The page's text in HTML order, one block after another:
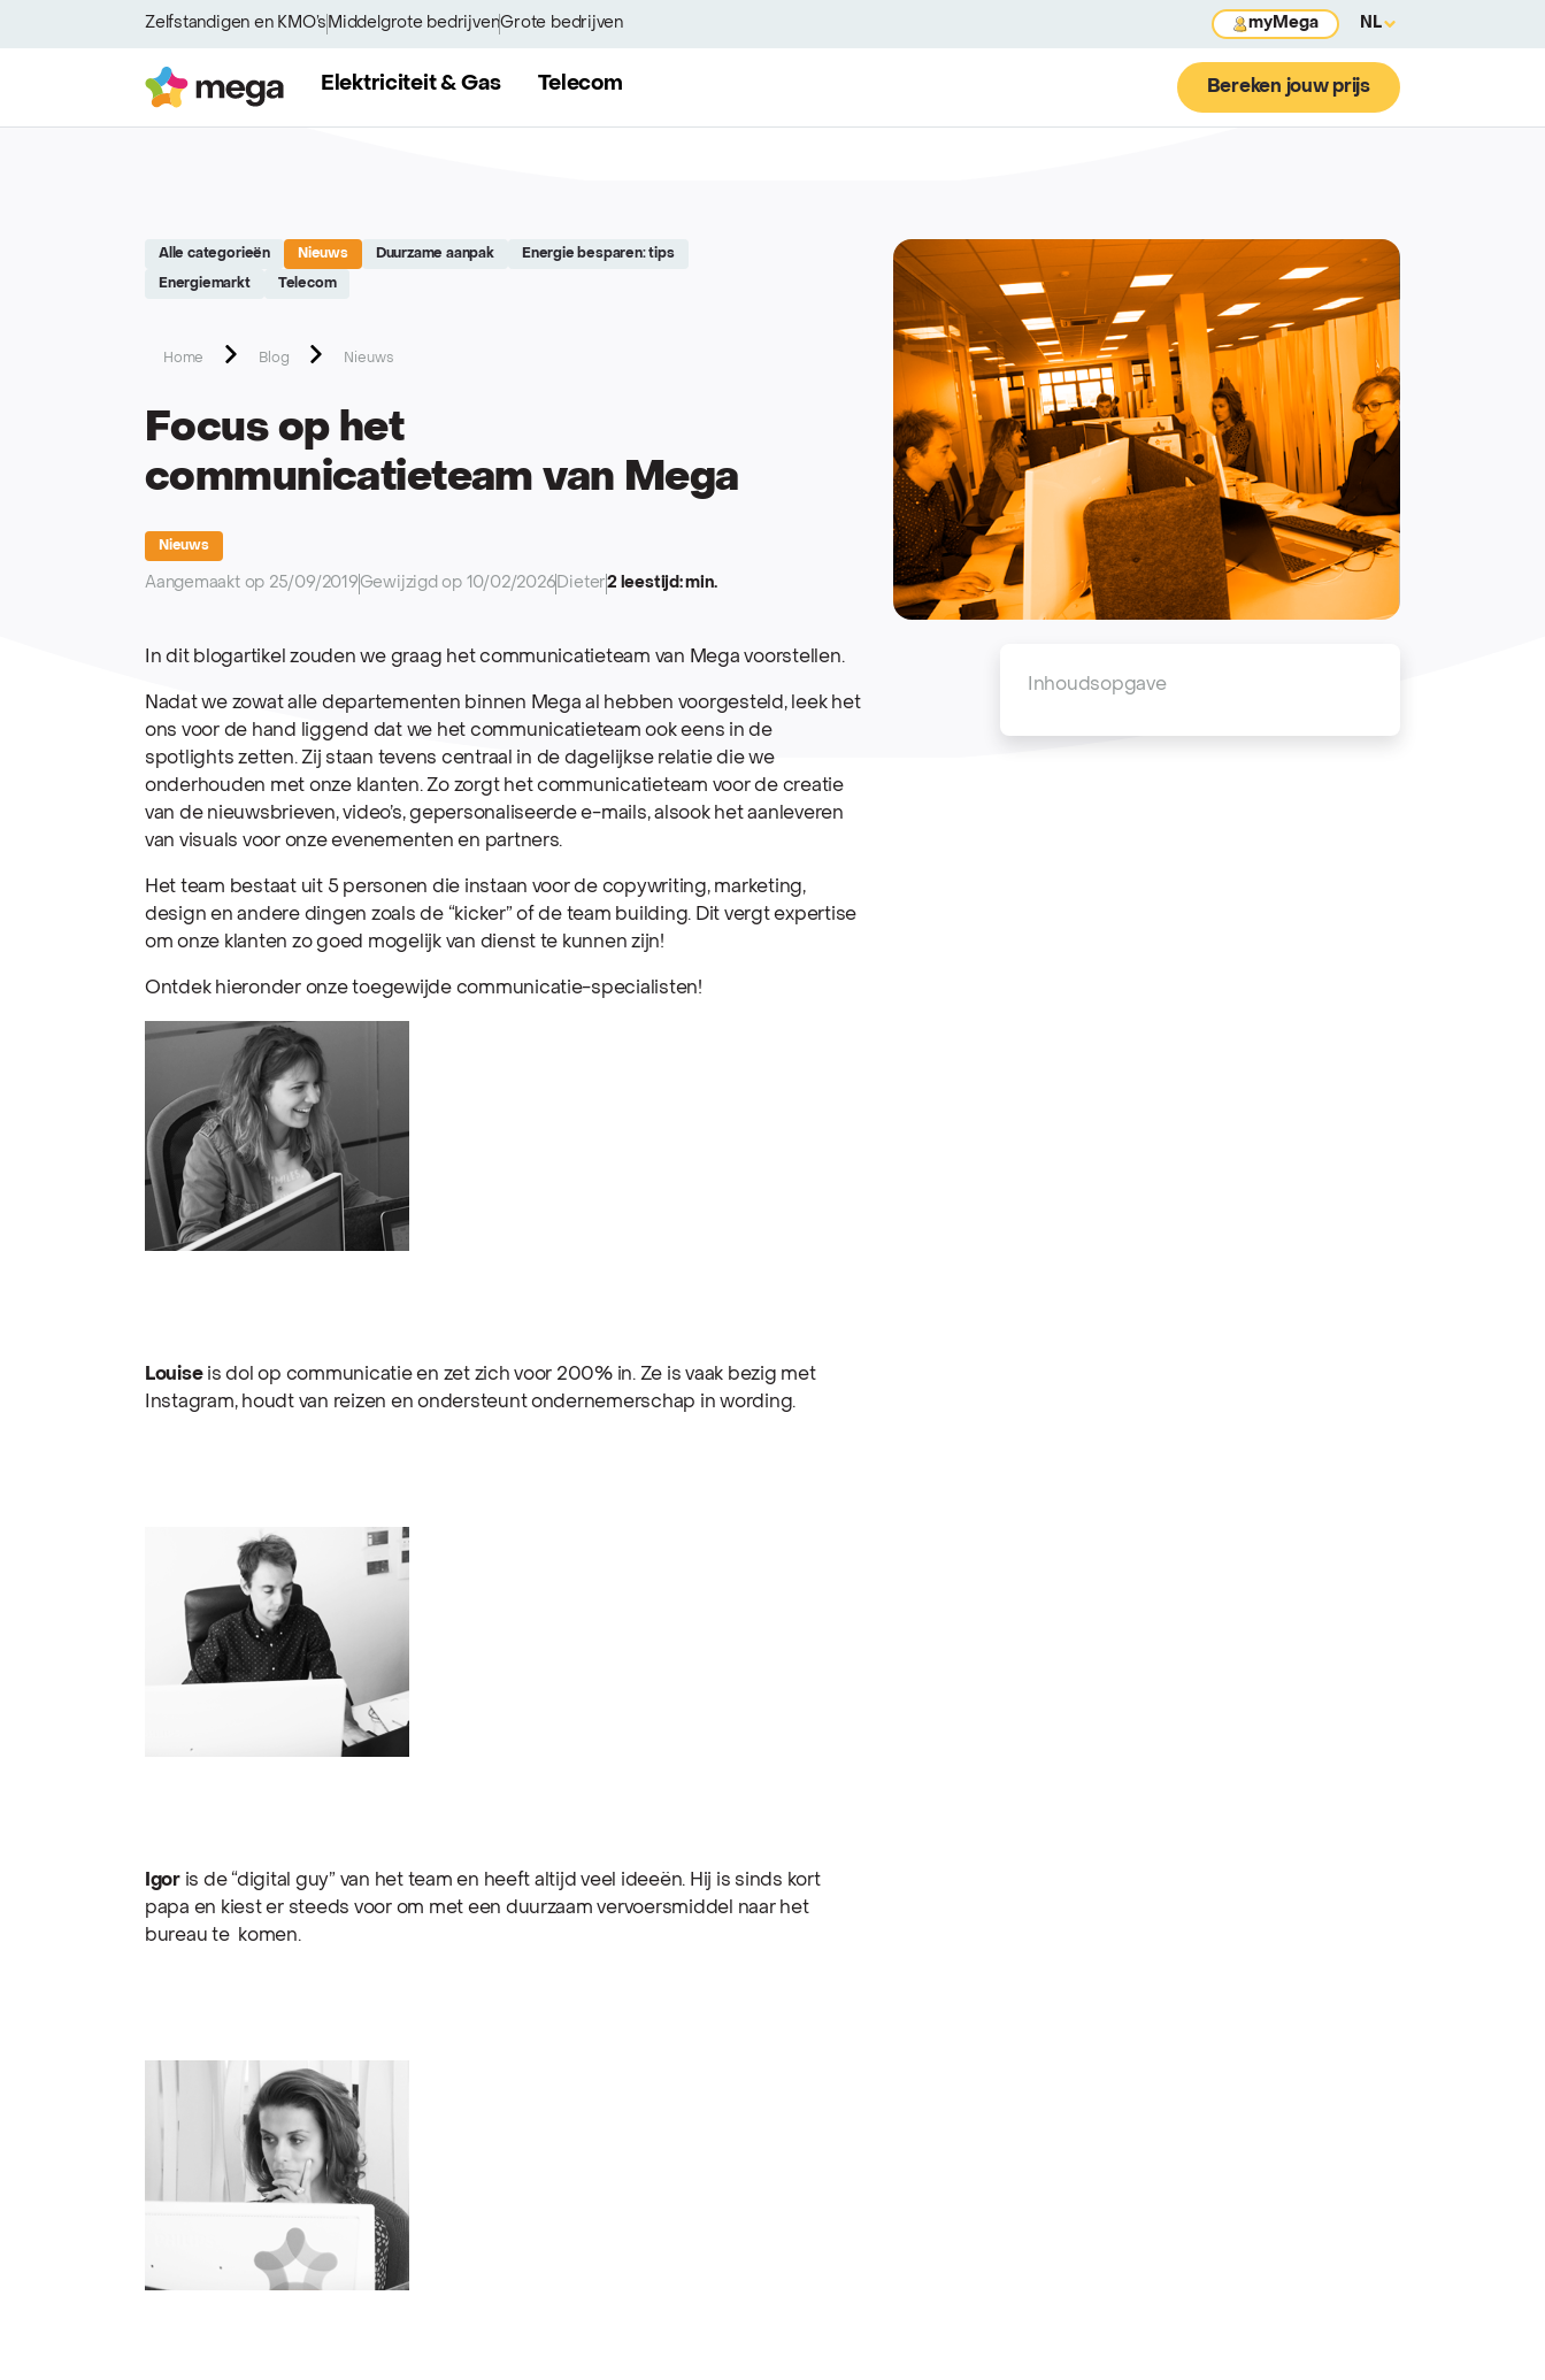
Zelfstandigen en KMO’s Middelgrote bedrijvenGrote bedrijven myMega NL
MegaElektriciteit & Gas Telecom Bereken jouw prijs
Alle categorieën Nieuws Duurzame aanpak Energie besparen: tips
Energiemarkt Telecom
Home Blog Nieuws
Focus op het
communicatieteam van Mega
Nieuws
Aangemaakt op 25/09/2019Gewijzigd op 10/02/2026 Dieter2 leestijd: min.
Inhoudsopgave
In dit blogartikel zouden we graag het communicatieteam van Mega voorstellen.
Nadat we zowat alle departementen binnen Mega al hebben voorgesteld, leek het
ons voor de hand liggend dat we het communicatieteam ook eens in de
spotlights zetten. Zij staan tevens centraal in de dagelijkse relatie die we
onderhouden met onze klanten. Zo zorgt het communicatieteam voor de creatie
van de nieuwsbrieven, video’s, gepersonaliseerde e-mails, alsook het aanleveren
van visuals voor onze evenementen en partners.
Het team bestaat uit 5 personen die instaan voor de copywriting, marketing,
design en andere dingen zoals de “kicker” of de team building. Dit vergt expertise
om onze klanten zo goed mogelijk van dienst te kunnen zijn!
Ontdek hieronder onze toegewijde communicatie-specialisten!
Louiseis dol op communicatie en zet zich voor 200% in. Ze is vaak bezig met
Instagram, houdt van reizen en ondersteunt ondernemerschap in wording.
Igoris de “digital guy” van het team en heeft altijd veel ideeën. Hij is sinds kort
papa en kiest er steeds voor om met een duurzaam vervoersmiddel naar het
bureau te komen.
Site réalisé par Softedge studio - https://softedge.be